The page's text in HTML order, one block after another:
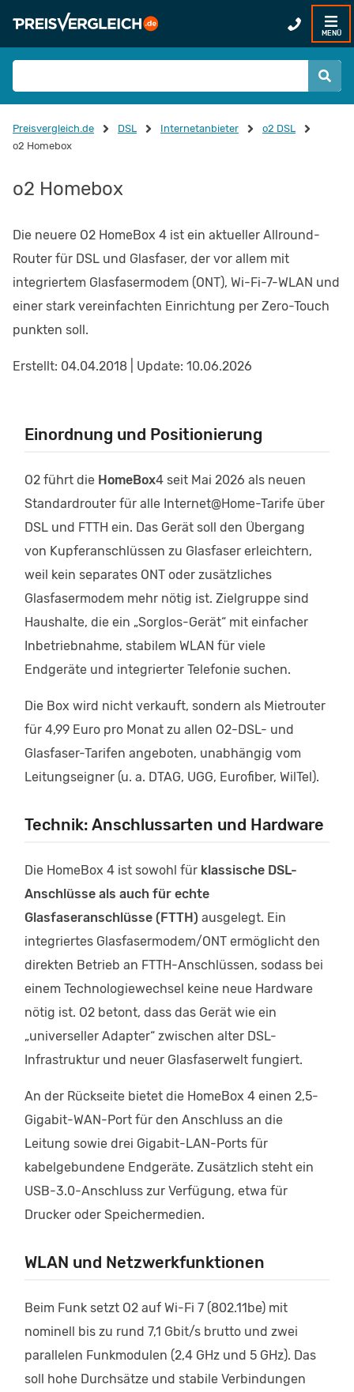
MENÜ
Preisvergleich.de DSL Internetanbieter
o2 DSL
o2 Homebox
o2 Homebox
Die neuere O2 HomeBox 4 ist ein aktueller Allround-
Router für DSL und Glasfaser, der vor allem mit
integriertem Glasfasermodem (ONT), Wi-Fi-7-WLAN und
einer stark vereinfachten Einrichtung per Zero-Touch
punkten soll.
Erstellt: 04.04.2018 | Update: 10.06.2026
Einordnung und Positionierung
O2 führt die HomeBox4 seit Mai 2026 als neuen
Standardrouter für alle Internet@Home-Tarife über
DSL und FTTH ein. Das Gerät soll den Übergang
von Kupferanschlüssen zu Glasfaser erleichtern,
weil kein separates ONT oder zusätzliches
Glasfasermodem mehr nötig ist. Zielgruppe sind
Haushalte, die ein „Sorglos-Gerät“ mit einfacher
Inbetriebnahme, stabilem WLAN für viele
Endgeräte und integrierter Telefonie suchen.
Die Box wird nicht verkauft, sondern als Mietrouter
für 4,99 Euro pro Monat zu allen O2-DSL- und
Glasfaser-Tarifen angeboten, unabhängig vom
Leitungseigner (u. a. DTAG, UGG, Eurofiber, WilTel).
Technik: Anschlussarten und Hardware
Die HomeBox 4 ist sowohl für klassische DSL-
Anschlüsse als auch für echte
Glasfaseranschlüsse (FTTH) ausgelegt. Ein
integriertes Glasfasermodem/ONT ermöglicht den
direkten Betrieb an FTTH-Anschlüssen, sodass bei
einem Technologiewechsel keine neue Hardware
nötig ist. O2 betont, dass das Gerät wie ein
„universeller Adapter“ zwischen alter DSL-
Infrastruktur und neuer Glasfaserwelt fungiert.
An der Rückseite bietet die HomeBox 4 einen 2,5-
Gigabit-WAN-Port für den Anschluss an die
Leitung sowie drei Gigabit-LAN-Ports für
kabelgebundene Endgeräte. Zusätzlich steht ein
USB-3.0-Anschluss zur Verfügung, etwa für
Drucker oder Speichermedien.
WLAN und Netzwerkfunktionen
Beim Funk setzt O2 auf Wi-Fi 7 (802.11be) mit
nominell bis zu rund 7,1 Gbit/s brutto und zwei
parallelen Funkmodulen (2,4 GHz und 5 GHz). Das
soll hohe Durchsätze und stabile Verbindungen